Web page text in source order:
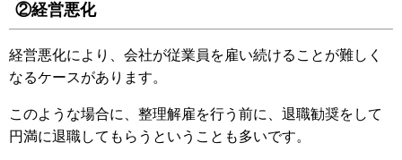
②経営悪化
経営悪化により、会社が従業員を雇い続けることが難しく
なるケースがあります。
このような場合に、整理解雇を行う前に、退職勧奨をして
円満に退職してもらうということも多いです。